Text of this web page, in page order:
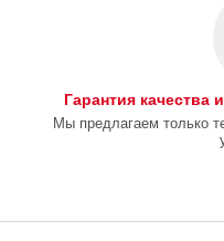
Гарантия качества
Мы предлагаем только